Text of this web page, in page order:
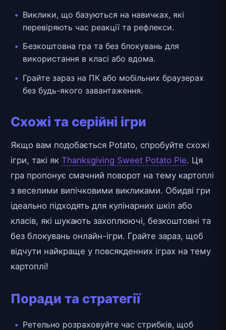
Виклики, що базуються на навичках, які
перевіряють час реакції та рефлекси.
Безкоштовна гра та без блокувань для
використання в класі або вдома.
Грайте зараз на ПК або мобільних браузерах
без будь-якого завантаження.
Схожі та серійні ігри
Якщо вам подобається Potato, спробуйте схожі
ігри, такі як Thanksgiving Sweet Potato Pie. Ця
гра пропонує смачний поворот на тему картоплі
з веселими випічковими викликами. Обидві гри
ідеально підходять для кулінарних шкіл або
класів, які шукають захоплюючі, безкоштовні та
без блокувань онлайн-ігри. Грайте зараз, щоб
відчути найкраще у повсякденних іграх на тему
картоплі!
Поради та стратегії
Ретельно розраховуйте час стрибків, щоб